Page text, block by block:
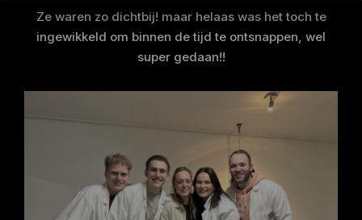
Ze waren zo dichtbij! maar helaas was het toch te
ingewikkeld om binnen de tijd te ontsnappen, wel
super gedaan!!